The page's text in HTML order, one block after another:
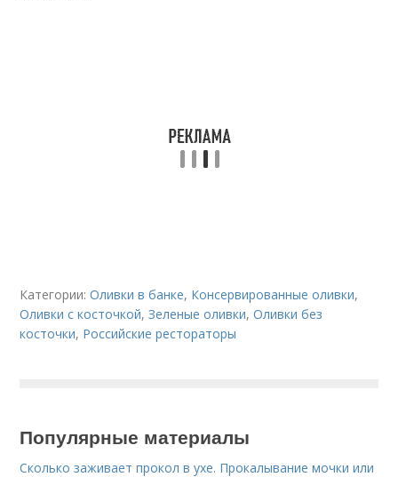
Категории:Оливки в банке, Консервированные оливки,
Оливки с косточкой,Зеленые оливки,Оливки без
косточки, Российские рестораторы
Популярные материалы
Сколько заживает прокол в ухе. Прокалывание мочки или